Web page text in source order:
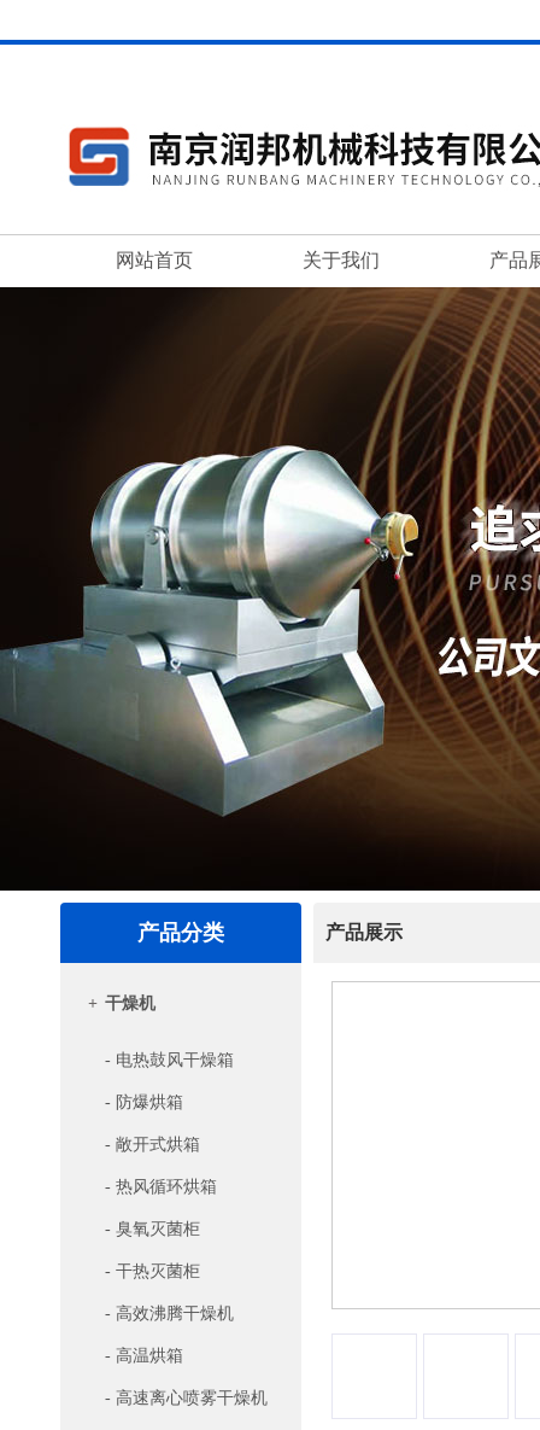
网站首页 关于我们 产品
产品分类
+ 干燥机
- 电热鼓风干燥箱
- 防爆烘箱
- 敞开式烘箱
- 热风循环烘箱
- 臭氧灭菌柜
- 干热灭菌柜
- 高效沸腾干燥机
- 高温烘箱
- 高速离心喷雾干燥机
产品展示